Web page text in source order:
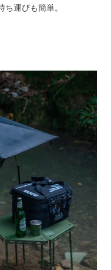
運びも簡単。